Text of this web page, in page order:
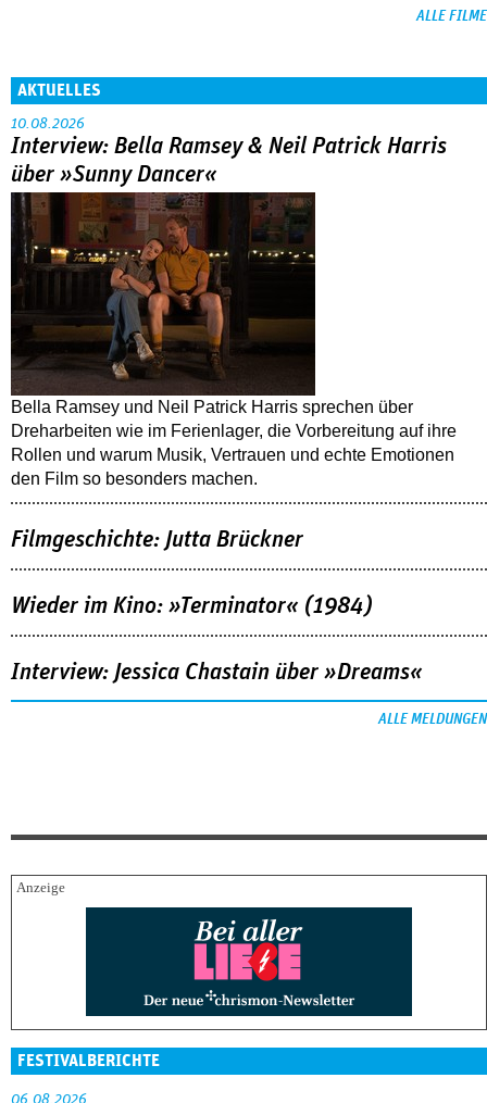
ALLE FILME
AKTUELLES
10.08.2026
Interview: Bella Ramsey & Neil Patrick Harris
über »Sunny Dancer«
Bella Ramsey und Neil Patrick Harris sprechen über
Dreharbeiten wie im Ferienlager, die Vorbereitung auf ihre
Rollen und warum Musik, Vertrauen und echte Emotionen
den Film so besonders machen.
Filmgeschichte: Jutta Brückner
Wieder im Kino: »Terminator« (1984)
Interview: Jessica Chastain über »Dreams«
ALLE MELDUNGEN
FESTIVALBERICHTE